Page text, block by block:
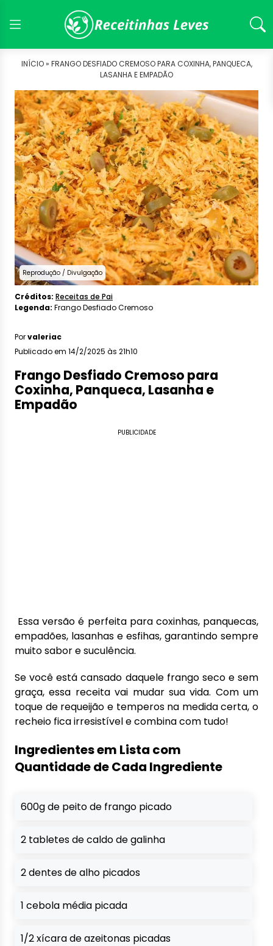
INÍCIO » FRANGO DESFIADO CREMOSO PARA COXINHA, PANQUECA,
LASANHA E EMPADÃO
Reprodução / Divulgação
Créditos: Receitas de Pai
Legenda: Frango Desfiado Cremoso
Porvaleriac
Publicado em 14/2/2025 às 21h10
Frango Desfiado Cremoso para
Coxinha, Panqueca, Lasanha e
Empadão
PUBLICIDADE
Essa versão é perfeita para coxinhas, panquecas,
empadões, lasanhas e esfihas, garantindo sempre
muito sabor e suculência.
Se você está cansado daquele frango seco e sem
graça, essa receita vai mudar sua vida. Com um
toque de requeijão e temperos na medida certa, o
recheio fica irresistível e combina com tudo!
Ingredientes em Lista com
Quantidade de Cada Ingrediente
600g de peito de frango picado
2 tabletes de caldo de galinha
2 dentes de alho picados
1 cebola média picada
1/2 xícara de azeitonas picadas